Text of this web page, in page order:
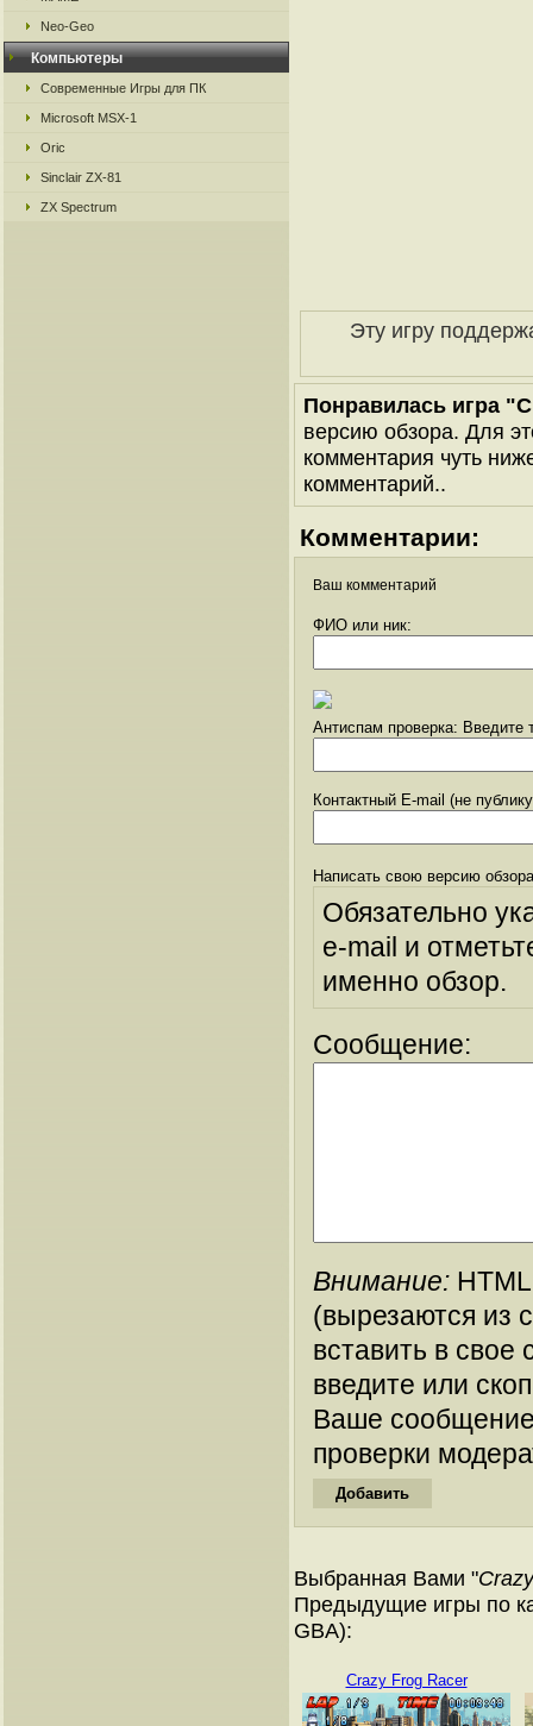
Neo-Geo
Компьютеры
Современные Игры для ПК
Microsoft MSX-1
Oric
Sinclair ZX-81
ZX Spectrum
Эту игру
Понравилась игра
версию обзора. Для
комментария чуть
комментарий..
Комментарии:
Ваш комментарий
ФИО или ник:
Антиспам проверка: Введите
Контактный E-mail (не
Написать свою версию
Обязательно
e-mail и
именно обзор.
Сообщение:
Внимание:
(вырезаются из
вставить в
введите или
Ваше
проверки
Выбранная Вами "
Предыдущие игры по
GBA):
Crazy Frog Racer